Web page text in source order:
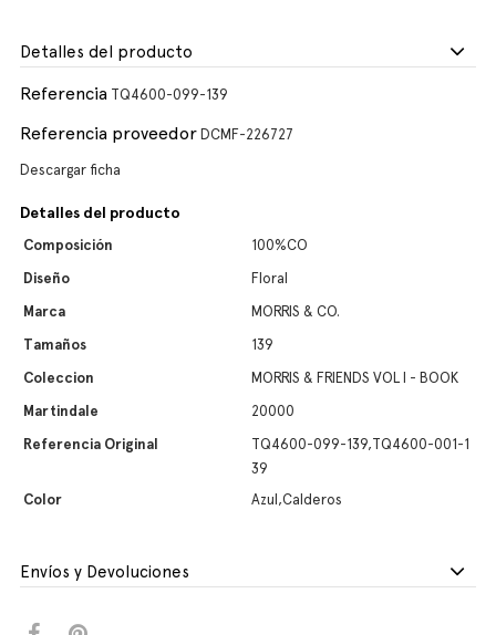
Detalles del producto
Referencia TQ4600-099-139
Referencia proveedor DCMF-226727
Descargar ficha
Detalles del producto
Composición
100%CO
Diseño
Floral
Marca
MORRIS & CO.
Tamaños
139
Coleccion
MORRIS & FRIENDS VOL I - BOOK
Martindale
20000
Referencia Original
TQ4600-099-139,TQ4600-001-1
39
Color
Azul,Calderos
Envíos y Devoluciones